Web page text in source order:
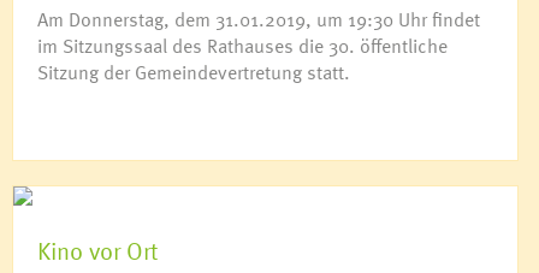
Am Donnerstag, dem 31.01.2019, um 19:30 Uhr findet
im Sitzungssaal des Rathauses die 30. öffentliche
Sitzung der Gemeindevertretung statt.
Kino vor Ort